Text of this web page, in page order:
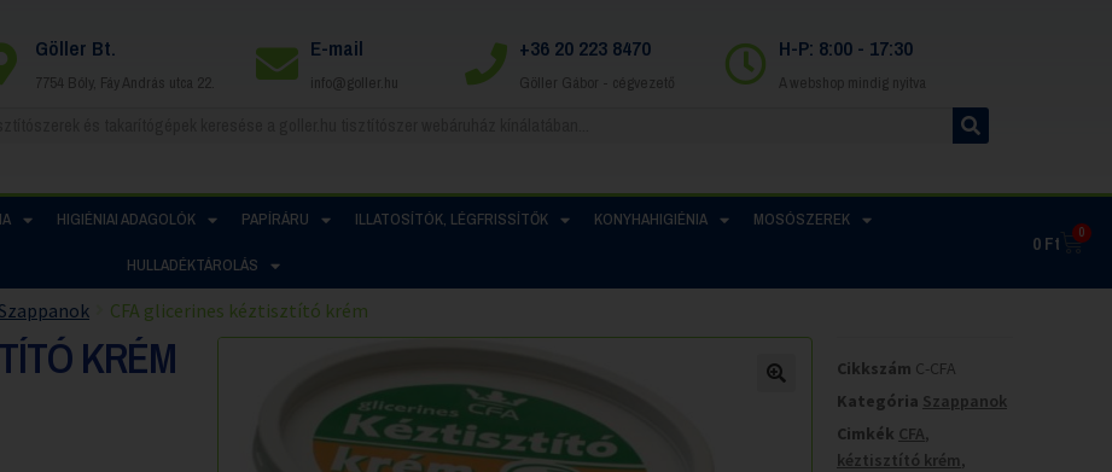
Göller Bt.
7754 Bóly, Fáy András utca 22.
E-mail
info@goller.hu
+36 20 223 8470
Göller Gábor - cégvezető
H-P: 8:00 - 17:30
A webshop mindig nyitva
HIGIÉNIAI ADAGOLÓK PAPÍRÁRU ILLATOSÍTÓK, LÉGFRISSÍTŐK KONYHAHIGIÉNIA MOSÓSZEREK
HULLADÉKTÁROLÁS
0Ft 0
CFA glicerines kéztisztító krém
KRÉM Cikkszám C-CFA
Kategória Szappanok
Cimkék CFA
kéztisztító krém